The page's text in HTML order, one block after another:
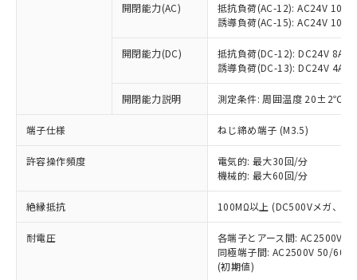
開閉能力(AC)
抵抗負荷(AC-12): AC24V 10A/
誘導負荷(AC-15): AC24V
開閉能力(DC)
抵抗負荷(DC-12): DC24V 8A/
誘導負荷(DC-13): DC24V 4A/
開閉能力説明 測定条件: 周囲温度 20±2℃、
端子仕様 ねじ締め端子 (M3.5)
許容操作頻度
電気的: 最大30回/分
機械的: 最大60回/分
絶縁抵抗 100MΩ以上 (DC500Vメガ、点
耐電圧
各端子とアース間: AC2500V
同極端子間: AC2500V 50/
(初期値)
以下の条件をお読みいただき、同意のうえ
ご利用ください。
本サービスは、当社制御機器事業取扱
商品の当社在庫状況および標準価格
(税抜)を提供させていただくもので
当社制御機器事業取扱商品の中には、
本サービスの対象外となる商品もある
ことをご了承ください。
在庫状況および標準価格照会結果は、
記載している更新日時点での社内デー
タに基づき作成されるものであり、閲
覧された時点での実際の在庫および標
準価格とは異なる場合があることをご
対応予定なし：EU RoHS指令（10物質）の
非含有に非対応の商品で、対応品を出す予
定はありません。
調査・確認中：EU RoHS指令（10物質）の
非含有の対応状況を調査中または確認中の
非該当品：ライセンス料など無形物で、有
害物質有無と関係のない商品です。
仕入先様の事情により、非含有部品として
いたものが、含有品と判明した場合などや
むを得ず変更することがあります。
六価クロム(Cr(Ⅵ)) 1000ppm以下、ポリ臭化ビフェニル
類(PBB) 1000ppm以下、ポリ臭化ジフェニルエーテル類
「○」：最大均質材料含有率が中国RoHSの
基準値以下であることを示します。
「×」：最大均質材料含有率が中国RoHSの
基準値を超えていることを示します。
「－」：未確認です。当社販売部門へお問
*中国RoHS10物質の基準値 (GB/T26572)：
Pb(鉛) :1000ppm、 Hg(水銀) : 1000ppm、 Cd(カドミウ
Cr(Ⅵ)(六価クロム) : 1000ppm、 PBBs(ポリ臭化ビフェ
当社は、これら貴社製品のうち、外国
為替および外国貿易法に定める商品
（以下｢規制貨物等」という）を輸出
または国外への提供する場合は、日本
国政府の輸出許可(または役務取引許
可)を取得するなどの必要な手続きを